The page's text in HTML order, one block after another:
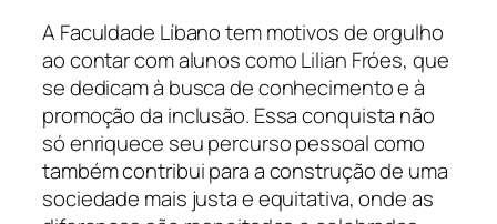
A Faculdade Líbano tem motivos de orgulho
ao contar com alunos como Lilian Fróes, que
se dedicam à busca de conhecimento e à
promoção da inclusão. Essa conquista não
só enriquece seu percurso pessoal como
também contribui para a construção de uma
sociedade mais justa e equitativa, onde as